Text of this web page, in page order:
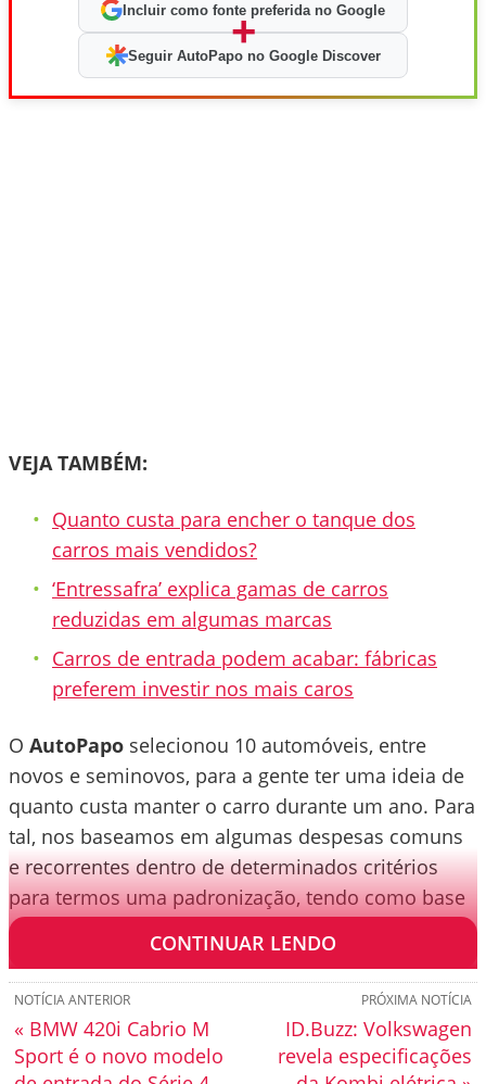
Incluir como fonte preferida no Google
+
Seguir AutoPapo no Google Discover
VEJA TAMBÉM:
Quanto custa para encher o tanque dos
carros mais vendidos?
‘Entressafra’ explica gamas de carros
reduzidas em algumas marcas
Carros de entrada podem acabar: fábricas
preferem investir nos mais caros
O AutoPapo selecionou 10 automóveis, entre
novos e seminovos, para a gente ter uma ideia de
quanto custa manter o carro durante um ano. Para
tal, nos baseamos em algumas despesas comuns
e recorrentes dentro de determinados critérios
para termos uma padronização, tendo como base
a cidade de São Paulo.
CONTINUAR LENDO
PRÓXIMA NOTÍCIA
ID.Buzz: Volkswagen
revela especificações
NOTÍCIA ANTERIOR
« BMW 420i Cabrio M
Sport é o novo modelo